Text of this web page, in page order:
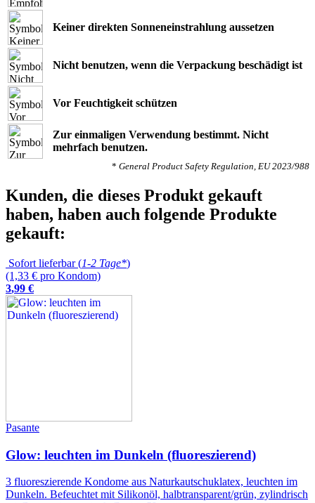
Keiner direkten Sonneneinstrahlung aussetzen
Nicht benutzen, wenn die Verpackung beschädigt ist
Vor Feuchtigkeit schützen
Zur einmaligen Verwendung bestimmt. Nicht
mehrfach benutzen.
* General Product Safety Regulation, EU 2023/988
Kunden, die dieses Produkt gekauft
haben, haben auch folgende Produkte
gekauft:
Sofort lieferbar (1-2 Tage*)
(1,33 € pro Kondom)
3,99 €
Pasante
Glow: leuchten im Dunkeln (fluoreszierend)
3 fluoreszierende Kondome aus Naturkautschuklatex, leuchten im
Dunkeln. Befeuchtet mit Silikonöl, halbtransparent/grün, zylindrisch